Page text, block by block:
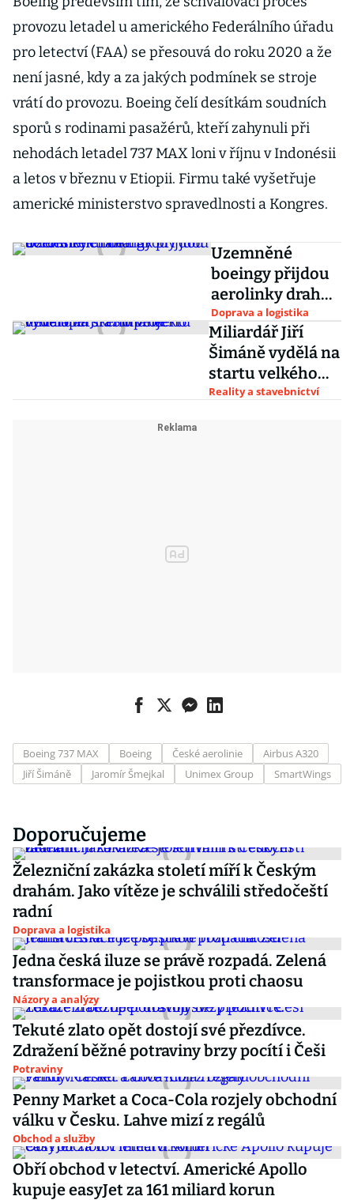
provozu letadel u amerického Federálního úřadu
pro letectví (FAA) se přesouvá do roku 2020 a že
není jasné, kdy a za jakých podmínek se stroje
vrátí do provozu. Boeing čelí desítkám soudních
sporů s rodinami pasažérů, kteří zahynuli při
nehodách letadel 737 MAX loni v říjnu v Indonésii
a letos v březnu v Etiopii. Firmu také vyšetřuje
americké ministerstvo spravedlnosti a Kongres.
Uzemněné
boeingy přijdou
aerolinky draho.
Škody jdou do
desítek miliard
Doprava a logistika
Miliardář Jiří
Šimáně vydělá na
startu velkého
developerského
Reality a stavebnictví
Boeing 737 MAX Boeing České aerolinie
Airbus A320
Jiří Šimáně
Jaromír Šmejkal Unimex Group SmartWings
Doporučujeme
Železniční zakázka století míří k Českým
drahám. Jako vítěze je schválili středočeští
radní
Doprava a logistika
Jedna česká iluze se právě rozpadá. Zelená
transformace je pojistkou proti chaosu
Názory a analýzy
Tekuté zlato opět dostojí své přezdívce.
Zdražení běžné potraviny brzy pocítí i Češi
Potraviny
Penny Market a Coca-Cola rozjely obchodní
válku v Česku. Lahve mizí z regálů
Obchod a služby
Obří obchod v letectví. Americké Apollo
kupuje easyJet za 161 miliard korun